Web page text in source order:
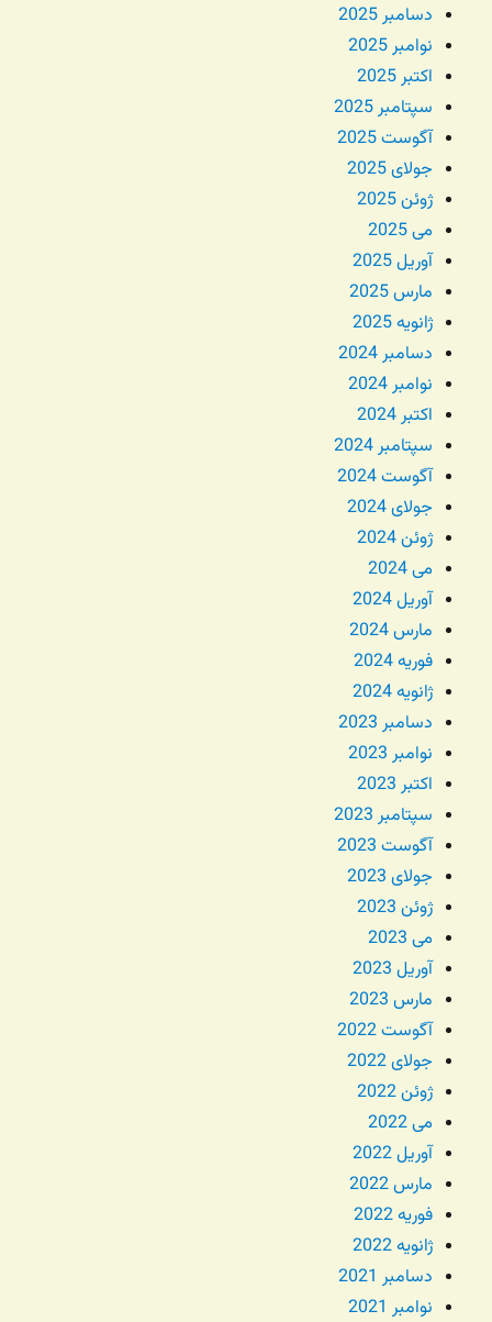
دسامبر 2025
نوامبر 2025
اکتبر 2025
سپتامبر 2025
آگوست 2025
جولای 2025
ژوئن 2025
می 2025
آوریل 2025
مارس 2025
ژانویه 2025
دسامبر 2024
نوامبر 2024
اکتبر 2024
سپتامبر 2024
آگوست 2024
جولای 2024
ژوئن 2024
می 2024
آوریل 2024
مارس 2024
فوریه 2024
ژانویه 2024
دسامبر 2023
نوامبر 2023
اکتبر 2023
سپتامبر 2023
آگوست 2023
جولای 2023
ژوئن 2023
می 2023
آوریل 2023
مارس 2023
آگوست 2022
جولای 2022
ژوئن 2022
می 2022
آوریل 2022
مارس 2022
فوریه 2022
ژانویه 2022
دسامبر 2021
نوامبر 2021